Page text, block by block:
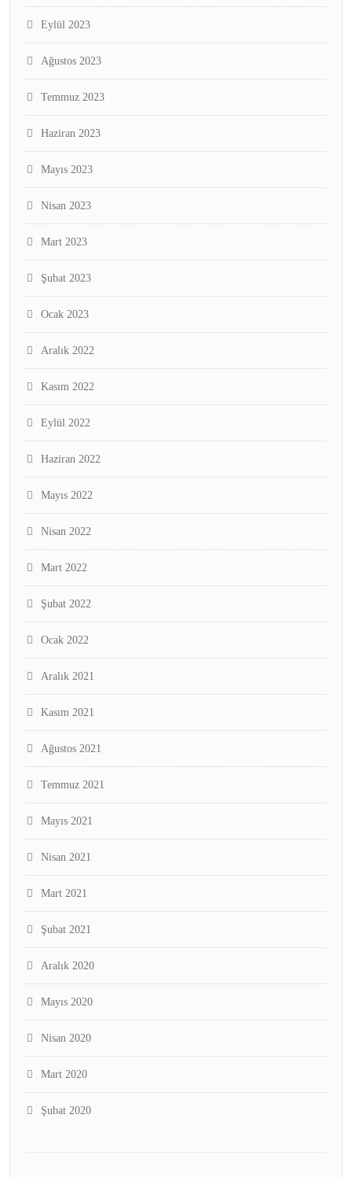
Eylül 2023
Ağustos 2023
Temmuz 2023
Haziran 2023
Mayıs 2023
Nisan 2023
Mart 2023
Şubat 2023
Ocak 2023
Aralık 2022
Kasım 2022
Eylül 2022
Haziran 2022
Mayıs 2022
Nisan 2022
Mart 2022
Şubat 2022
Ocak 2022
Aralık 2021
Kasım 2021
Ağustos 2021
Temmuz 2021
Mayıs 2021
Nisan 2021
Mart 2021
Şubat 2021
Aralık 2020
Mayıs 2020
Nisan 2020
Mart 2020
Şubat 2020